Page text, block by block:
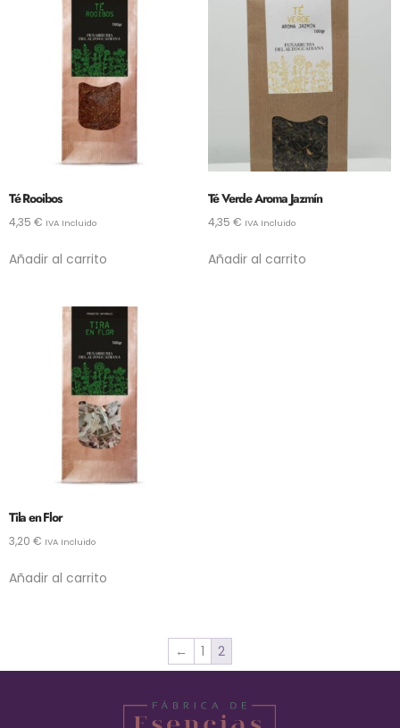
Té Rooibos
4,35 € IVA Incluido
Añadir al carrito
Té Verde Aroma Jazmín
4,35 € IVA Incluido
Añadir al carrito
Tila en Flor
3,20 € IVA Incluido
Añadir al carrito
← 1 2